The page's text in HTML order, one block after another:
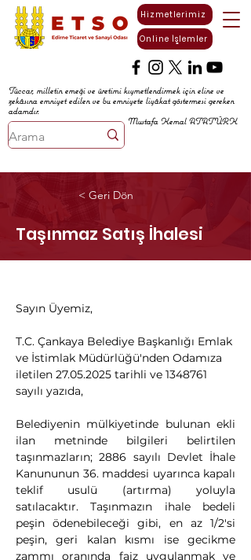
Online İşlemler
Hizmetlerimiz
Tüccar, milletin emeği ve üretimi kıymetlendirmek için eline ve
zekâsına emniyet edilen ve bu emniyete liyâkat göstermesi gereken
adamdır.
Mustafa Kemal ATATÜRK
< Geri Dön
Taşınmaz Satış İhalesi
Sayın Üyemiz,
T.C. Çankaya Belediye Başkanlığı Emlak
ve İstimlak Müdürlüğü'nden Odamıza
iletilen 27.05.2025 tarihli ve 1348761
sayılı yazıda,
Belediyenin mülkiyetinde bulunan ekli
ilan metninde bilgileri belirtilen
taşınmazların; 2886 sayılı Devlet İhale
Kanununun 36. maddesi uyarınca kapalı
teklif usulü (artırma) yoluyla
satılacaktır. Taşınmazın ihale bedeli
peşin ödenebileceği gibi, en az 1/2'si
peşin, geri kalan kısmı ise gecikme
zammı oranında faiz uygulanmak ve